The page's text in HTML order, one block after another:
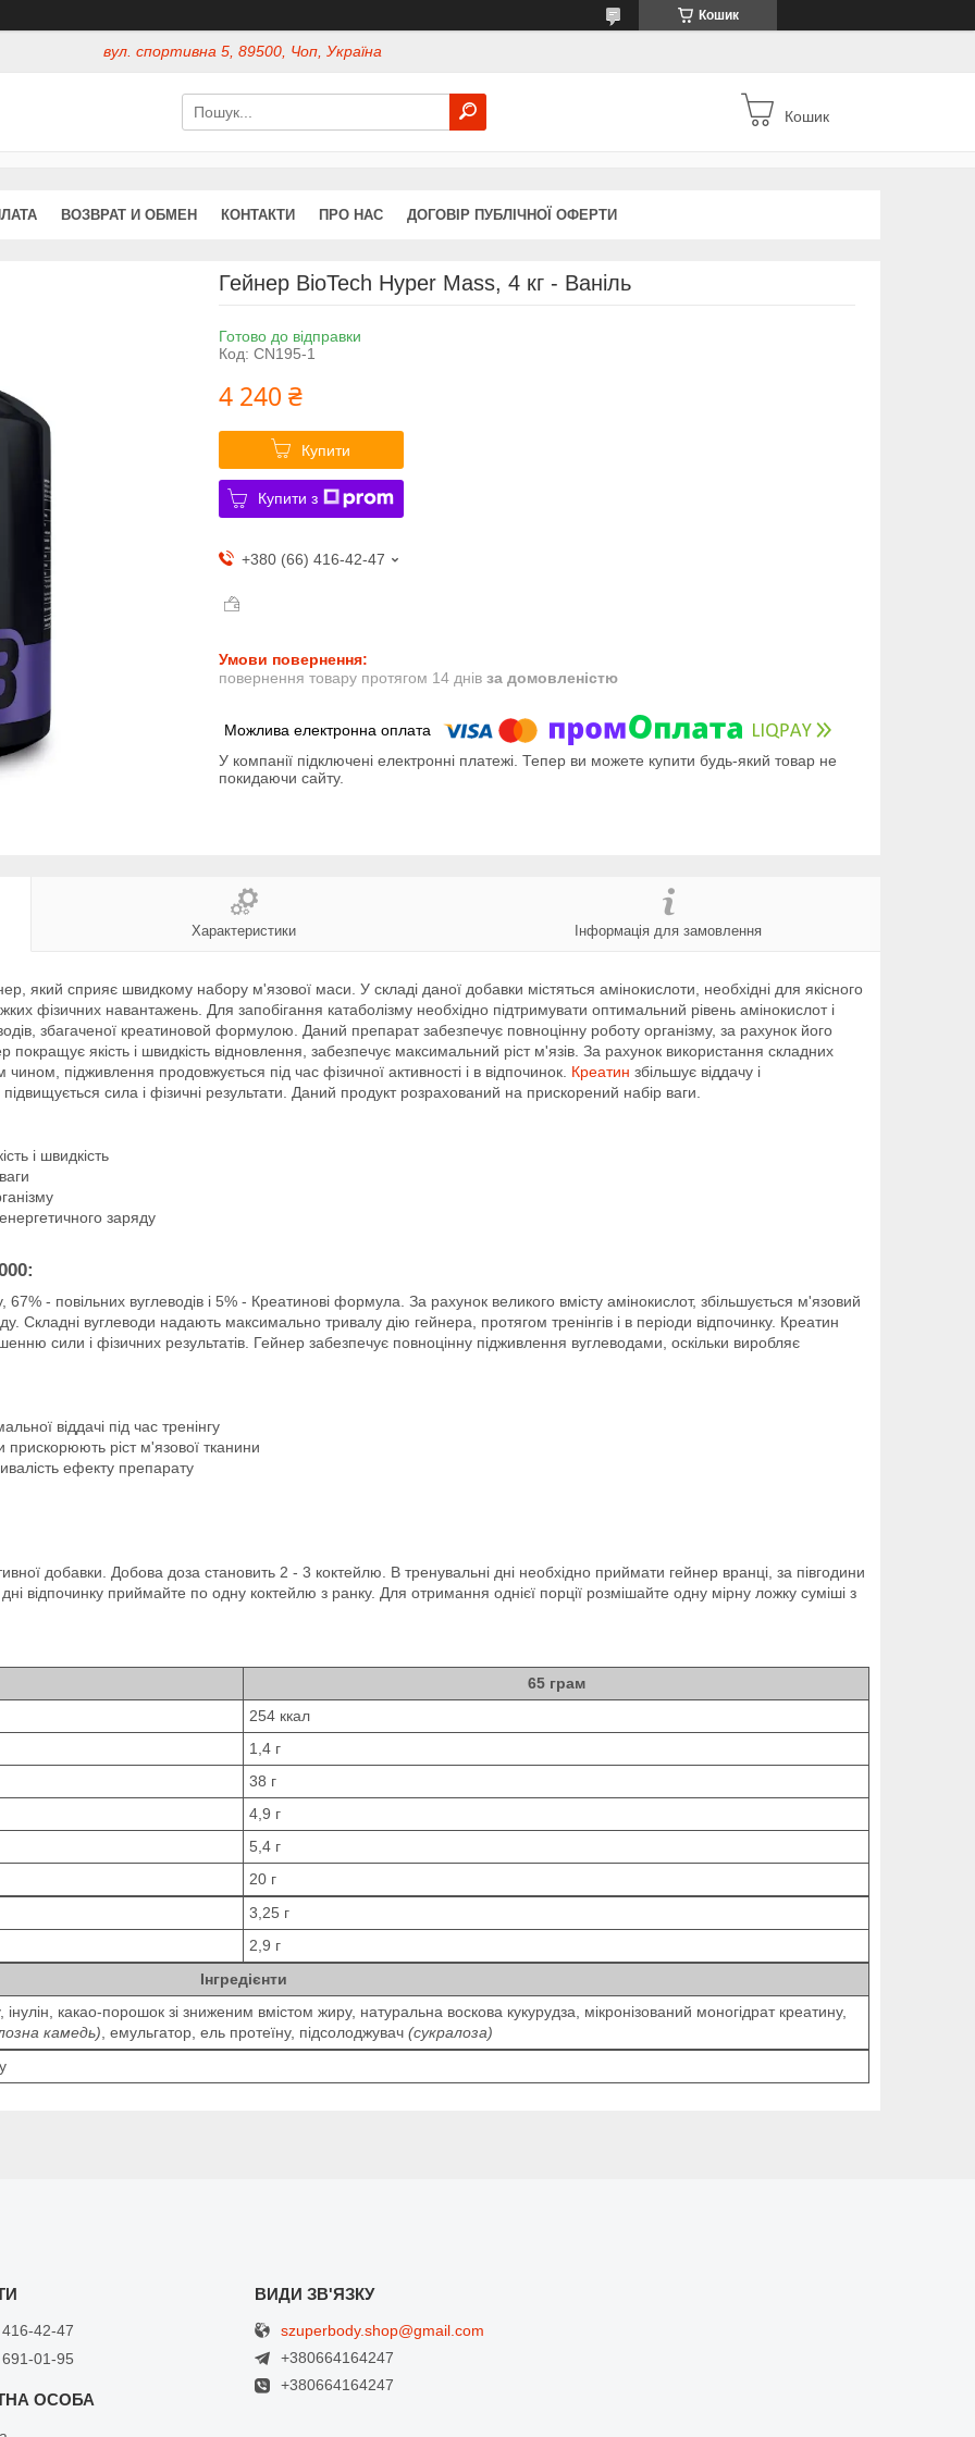
Кошик
вул. спортивна 5, 89500, Чоп, Україна
Кошик
ВОЗВРАТ И ОБМЕН КОНТАКТИ ПРО НАС ДОГОВІР ПУБЛІЧНОЇ ОФЕРТИ
Гейнер BioTech Hyper Mass, 4 кг - Ваніль
Готово до відправки
Код: CN195-1
4 240 ₴
Купити
Купити з
+380 (66) 416-42-47
повернення товару протягом 14 днів за домовленістю
У компанії підключені електронні платежі. Тепер ви можете купити будь-який товар не
покидаючи сайту.
Характеристики Інформація для замовлення
який сприяє швидкому набору м'язової маси. У складі даної добавки містяться амінокислоти, необхідні для якісного
фізичних навантажень. Для запобігання катаболізму необхідно підтримувати оптимальний рівень амінокислот і
збагаченої креатиновой формулою. Даний препарат забезпечує повноцінну роботу організму, за рахунок його
якість і швидкість відновлення, забезпечує максимальний ріст м'язів. За рахунок використання складних
чином, підживлення продовжується під час фізичної активності і в відпочинок. Креатин збільшує віддачу і
сила і фізичні результати. Даний продукт розрахований на прискорений набір ваги.
і швидкість
заряду
- повільних вуглеводів і 5% - Креатинові формула. За рахунок великого вмісту амінокислот, збільшується м'язовий
Складні вуглеводи надають максимально тривалу дію гейнера, протягом тренінгів і в періоди відпочинку. Креатин
сили і фізичних результатів. Гейнер забезпечує повноцінну підживлення вуглеводами, оскільки виробляє
віддачі під час тренінгу
прискорюють ріст м'язової тканини
ефекту препарату
добавки. Добова доза становить 2 - 3 коктейлю. В тренувальні дні необхідно приймати гейнер вранці, за півгодини
дні відпочинку приймайте по одну коктейлю з ранку. Для отримання однієї порції розмішайте одну мірну ложку суміші з
65 грам
254 ккал
1,4 г
38 г
4,9 г
5,4 г
20 г
3,25 г
2,9 г
Інгредієнти
какао-порошок зі зниженим вмістом жиру, натуральна воскова кукурудза, мікронізований моногідрат креатину,
камедь) , емульгатор, ель протеїну, підсолоджувач (сукралоза)
42-47
01-95
szuperbody.shop@gmail.com
+380664164247
+380664164247